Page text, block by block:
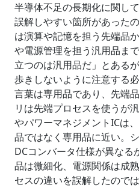
半導体不足の長期化に関し
誤解しやすい箇所があった
は演算や記憶を担う先端品
や電源管理を担う汎用品ま
立つのは汎用品だ」とある
歩きしないように注意する
言葉は専用品であり、先端
リは先端プロセスを使うが
やパワーマネジメントICは
品ではなく専用品に近い。
DCコンバータ仕様が異な
品は微細化、電源関係は成
セスの違いを誤解したので